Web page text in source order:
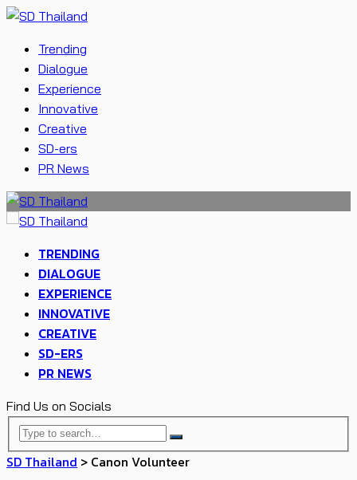
Trending
Dialogue
Experience
Innovative
Creative
SD-ers
PR News
TRENDING
DIALOGUE
EXPERIENCE
INNOVATIVE
CREATIVE
SD-ERS
PR NEWS
Find Us on Socials
SD Thailand > Canon Volunteer